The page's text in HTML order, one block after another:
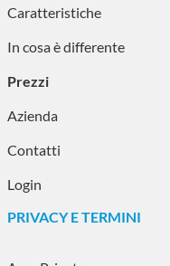
Caratteristiche
In cosa è differente
Prezzi
Azienda
Contatti
Login
PRIVACY E TERMINI